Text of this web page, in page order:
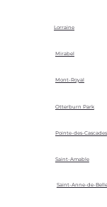
Lorraine
Mirabel
Mont-Royal
Otterburn Park
Pointe-des-Cascades
Saint-Amable
Saint-Anne-de-